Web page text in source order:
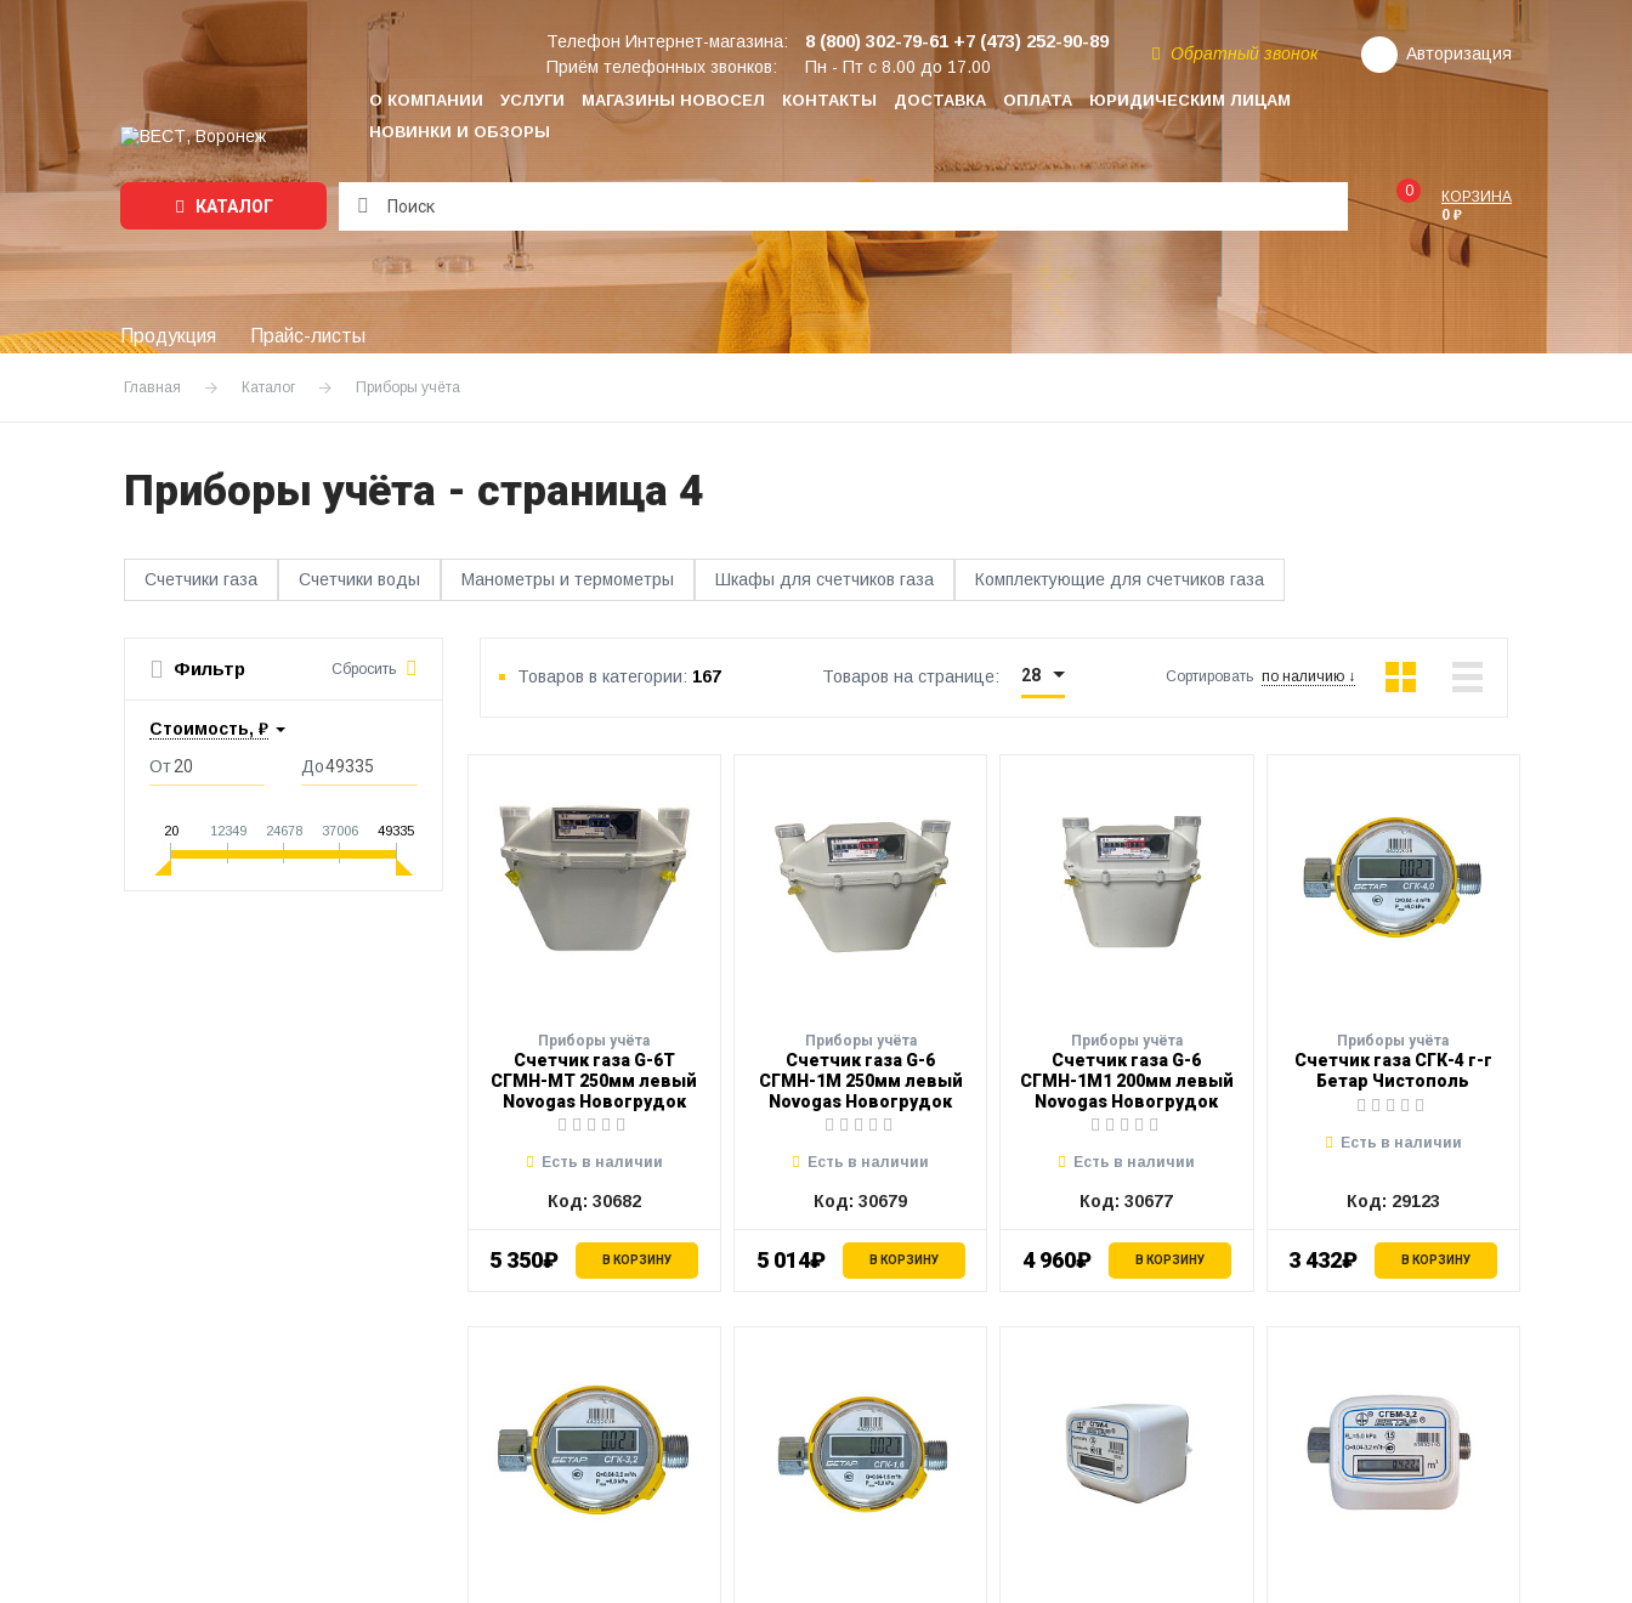
О КОМПАНИИ УСЛУГИ МАГАЗИНЫ НОВОСЕЛ КОНТАКТЫ ДОСТАВКА ОПЛАТА
ЮРИДИЧЕСКИМ ЛИЦАМ
НОВИНКИ И ОБЗОРЫ
Телефон Интернет-магазина: 8 (800) 302-79-61 +7 (473) 252-90-89
Приём телефонных звонков: Пн - Пт с 8.00 до 17.00
Обратный звонок Авторизация
КАТАЛОГ
Подождите...
0
КОРЗИНА
0 ₽
Продукция Прайс-листы
Главная Каталог Приборы учёта
Приборы учёта - страница 4
Счетчики газа Счетчики воды Манометры и термометры Шкафы для счетчиков газа Комплектующие для счетчиков газа
Фильтр Сбросить
Стоимость, ₽
От
До
20 12349 24678 37006 49335
Товаров в категории: 167 Товаров на странице: 28 Сортировать по наличию ↓
Приборы учёта
Счетчик газа G-6Т
СГМН-МТ 250мм левый
Novogas Новогрудок
5 350₽ В КОРЗИНУ
Есть в наличии
Код: 30682
Приборы учёта
Счетчик газа G-6
СГМН-1М 250мм левый
Novogas Новогрудок
5 014₽ В КОРЗИНУ
Есть в наличии
Код: 30679
Приборы учёта
Счетчик газа G-6
СГМН-1М1 200мм левый
Novogas Новогрудок
4 960₽ В КОРЗИНУ
Есть в наличии
Код: 30677
Приборы учёта
Счетчик газа СГК-4 г-г
Бетар Чистополь
3 432₽ В КОРЗИНУ
Есть в наличии
Код: 29123